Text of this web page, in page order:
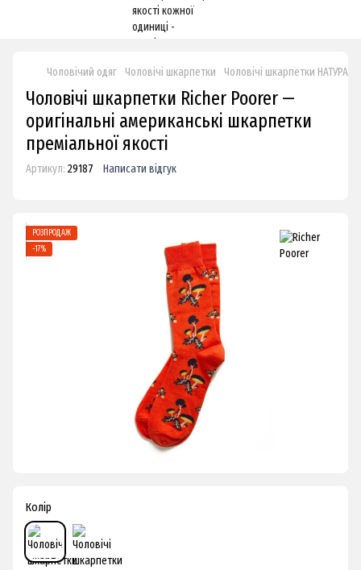
Чоловічий одяг Чоловічі шкарпетки Чоловічі шкарпетки
Чоловічі шкарпетки Richer Poorer —
оригінальні американські шкарпетки
преміальної якості
Артикул: 29187 Написати відгук
РОЗПРОДАЖ
−17%
Колір